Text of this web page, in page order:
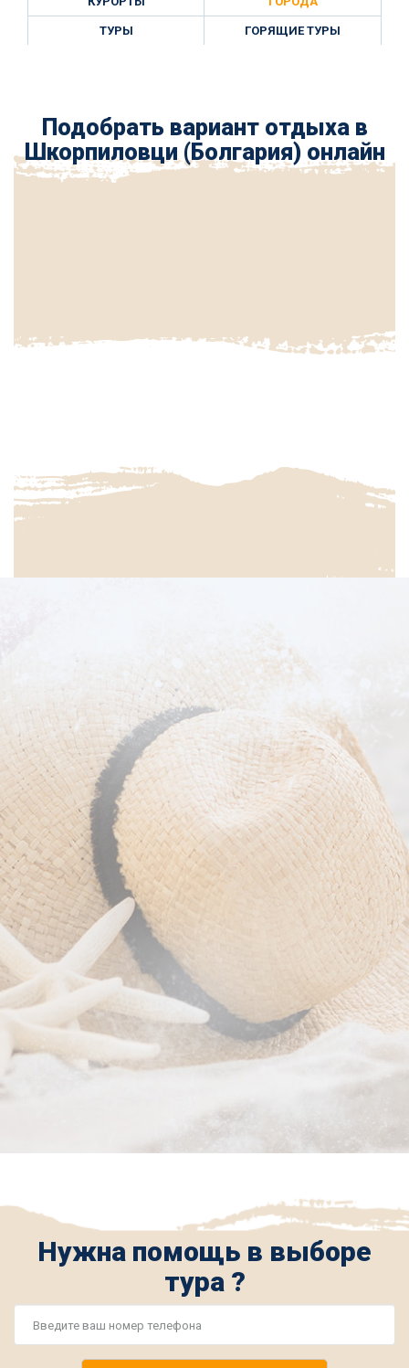
ТУРЫ ГОРЯЩИЕ ТУРЫ
Подобрать вариант отдыха в
Шкорпиловци (Болгария) онлайн
Нужна помощь в выборе
тура ?